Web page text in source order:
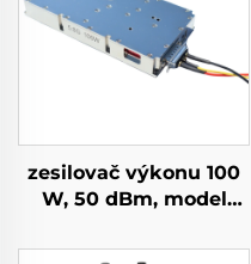
zesilovač výkonu 100
W, 50 dBm, model
dronům, modul pro